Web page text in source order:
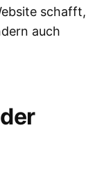
schafft,
auch